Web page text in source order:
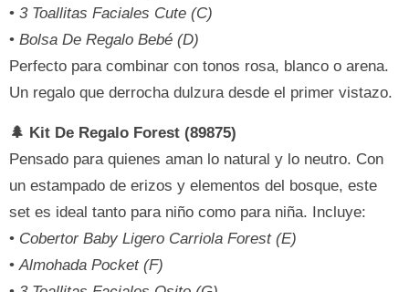
• 3 Toallitas Faciales Cute (C)
• Bolsa De Regalo Bebé (D)
Perfecto para combinar con tonos rosa, blanco o arena.
Un regalo que derrocha dulzura desde el primer vistazo.
🌲 Kit De Regalo Forest (89875)
Pensado para quienes aman lo natural y lo neutro. Con
un estampado de erizos y elementos del bosque, este
set es ideal tanto para niño como para niña. Incluye:
• Cobertor Baby Ligero Carriola Forest (E)
•Almohada Pocket (F)